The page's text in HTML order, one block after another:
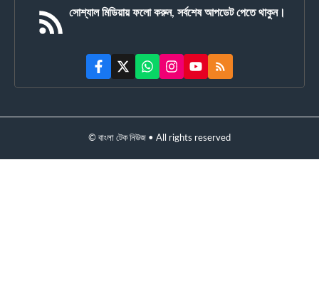
সোশ্যাল মিডিয়ায় ফলো করুন, সর্বশেষ আপডেট পেতে থাকুন।
© বাংলা টেক নিউজ • All rights reserved